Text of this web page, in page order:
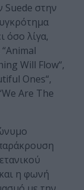
Suede στην
όσο λίγα,
Will Flow“,
Ones“,
Are The
η φωνή